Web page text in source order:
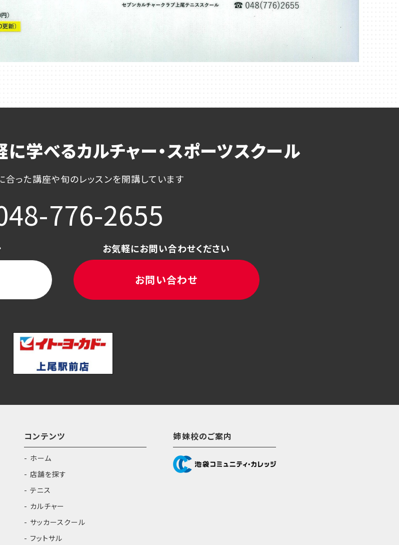
に学べるカルチャー・スポーツスクール
合った講座や旬のレッスンを開講しています
776-2655
お気軽にお問い合わせください
お問い合わせ
コンテンツ
ホーム
店舗を探す
テニス
カルチャー
サッカースクール
フットサル
姉妹校のご案内